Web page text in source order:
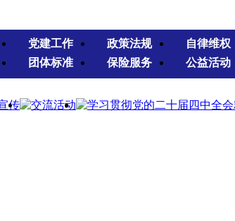
党建工作 政策法规 自律维权
团体标准 保险服务 公益活动